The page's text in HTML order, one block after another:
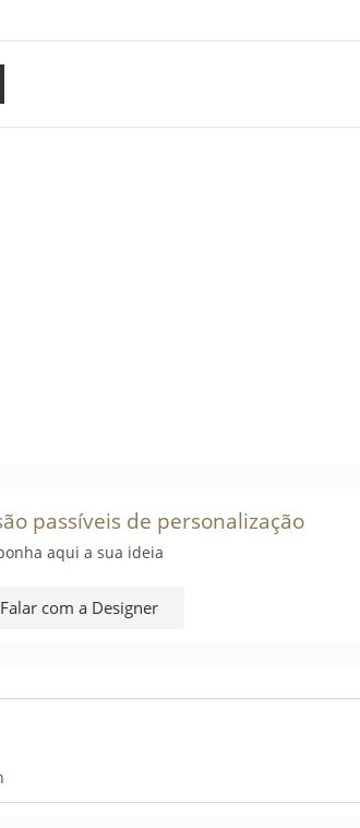
passíveis de personalização
aqui a sua ideia
Falar com a Designer